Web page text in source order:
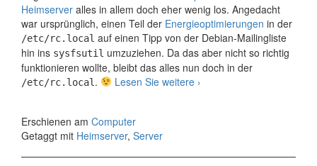
Heimserver alles in allem doch eher wenig los. Angedacht
war ursprünglich, einen Teil der Energieoptimierungen in der
/etc/rc.local auf einen Tipp von der Debian-Mailingliste
hin ins sysfsutil umzuziehen. Da das aber nicht so richtig
funktionieren wollte, bleibt das alles nun doch in der
/etc/rc.local . Lesen Sie weitere Neuer
›
Erschienen am Computer
Getaggt mit Heimserver, Server